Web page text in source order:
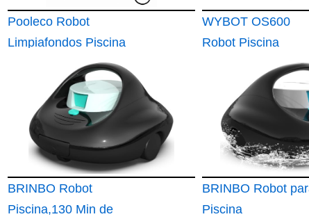
Pooleco Robot
Limpiafondos Piscina
Inalámbrico con
WYBOT OS600
Robot Piscina
BRINBO Robot
Piscina,130 Min de
BRINBO Robot
Piscina